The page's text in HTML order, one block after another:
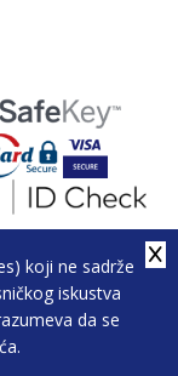
koji ne sadrže
iskustva
da se
DOO
MB: